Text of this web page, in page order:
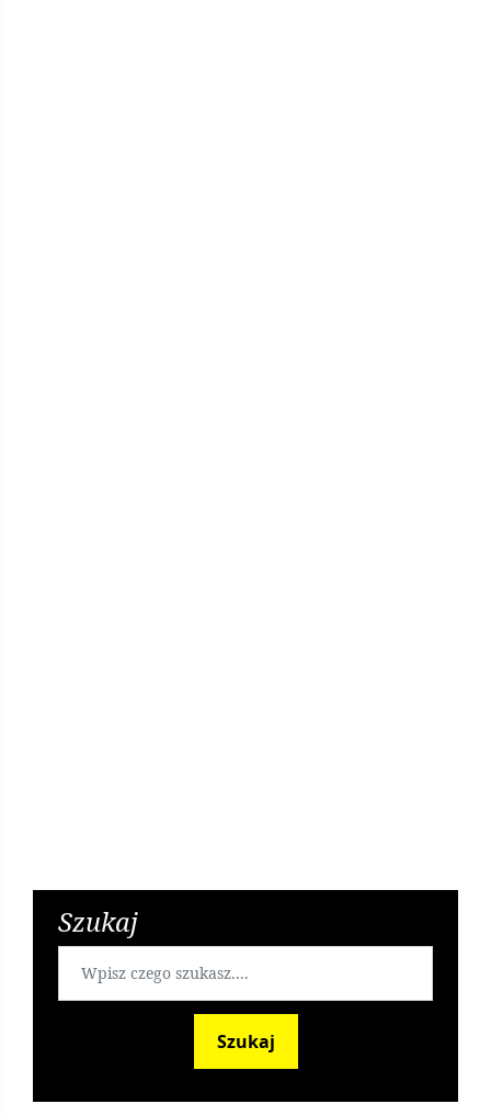
Uważaj na oszustów! teraz kradną na BLIK-a
Szukaj
Szukaj